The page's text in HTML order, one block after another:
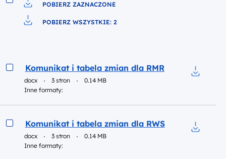
Pobierz do pliku
POBIERZ ZAZNACZONE
POBIERZ WSZYSTKIE: 2
Podgląd
Komunikat i tabela zmian dla RMR
docx 3 stron
0.14 MB
Inne formaty:
Podgląd
Komunikat i tabela zmian dla RWS
docx 3 stron
0.14 MB
Inne formaty: